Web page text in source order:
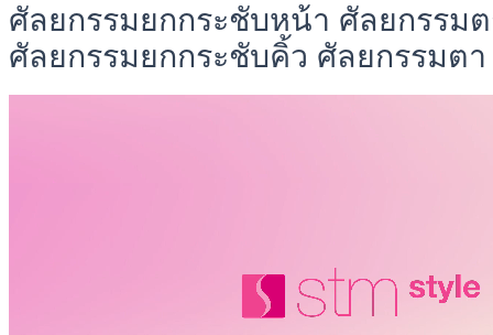
ศัลยกรรมยกกระชับหน้า ศัลยกรรม
ศัลยกรรมยกกระชับคิ้ว ศัลยกรรมตา